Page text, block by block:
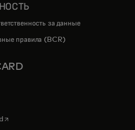
за данные
правила (BCR)
tab
a new tab
opens in a new tab